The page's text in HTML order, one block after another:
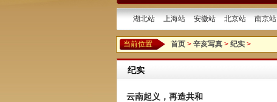
湖北站 上海站 安徽站 北京站 南京站
当前位置 首页 > 辛亥写真 > 纪实 >
纪实
云南起义，再造共和